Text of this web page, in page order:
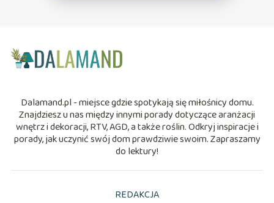
Dalamand.pl - miejsce gdzie spotykają się miłośnicy domu.
Znajdziesz u nas między innymi porady dotyczące aranżacji
wnętrz i dekoracji, RTV, AGD, a także roślin. Odkryj inspiracje i
porady, jak uczynić swój dom prawdziwie swoim. Zapraszamy
do lektury!
REDAKCJA